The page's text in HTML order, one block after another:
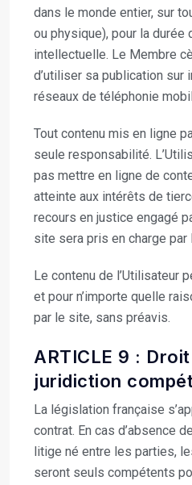
dans le monde entier, sur
ou physique), pour la durée
intellectuelle. Le Membre
d’utiliser sa publication sur
réseaux de téléphonie
Tout contenu mis en ligne
seule responsabilité.
pas mettre en ligne de
atteinte aux intérêts de
recours en justice engagé
site sera pris en charge par
Le contenu de l’Utilisateur
et pour n’importe quelle
par le site, sans préavis.
ARTICLE 9 :
juridiction
La législation française
contrat. En cas d’absence
litige né entre les parties,
seront seuls compétents